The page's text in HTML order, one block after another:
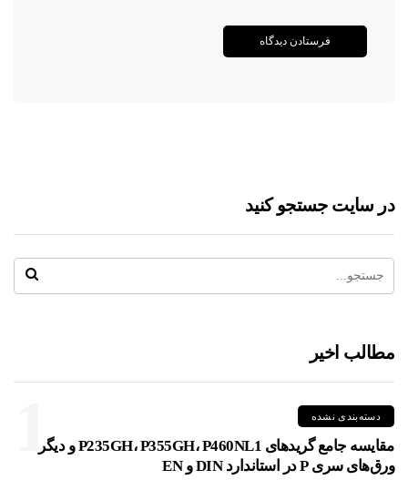
در سایت جستجو کنید
مطالب اخیر
1 دسته‌بندی نشده
مقایسه جامع گریدهای P235GH، P355GH، P460NL1 و دیگر
ورق‌های سری P در استاندارد DIN و EN